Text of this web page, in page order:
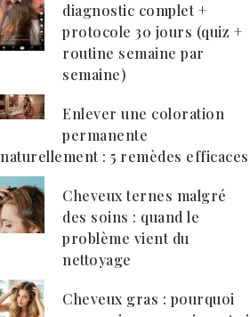
diagnostic complet +
protocole 30 jours (quiz +
routine semaine par
semaine)
Enlever une coloration
permanente
naturellement : 5 remèdes efficaces
Cheveux ternes malgré
des soins : quand le
problème vient du
nettoyage
Cheveux gras : pourquoi